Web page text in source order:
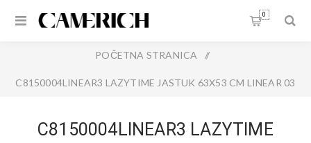
0
POČETNA STRANICA /
C8150004LINEAR3 LAZYTIME JASTUK 63X53 CM LINEAR 03
C8150004LINEAR3 LAZYTIME